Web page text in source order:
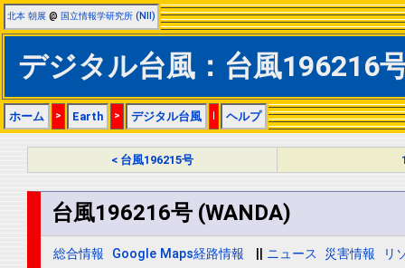
北本 朝展 @ 国立情報学研究所 (NII)
デジタル台風：台風196216
ホーム > Earth > デジタル台風 | ヘルプ
< 台風196215号
台風196216号 (WANDA)
総合情報 Google Maps経路情報 ニュース 災害情報 リ